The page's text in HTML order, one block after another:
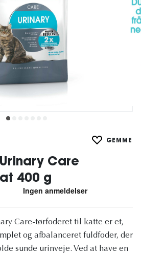
GEMME
Care
400 g
Care-tørfoderet til katte er et,
og afbalanceret fuldfoder, der
sunde urinveje. Ved at have en